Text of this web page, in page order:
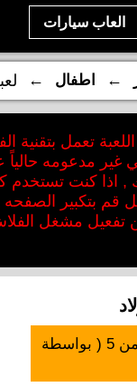
العاب سيارات
← اطفال ←
تعمل بتقنية
غير مدعومه حالياً
, اذا كنت تستخدم
قم بتكبير الصفحه
تفعيل مشغل
من5 ( بواسطة